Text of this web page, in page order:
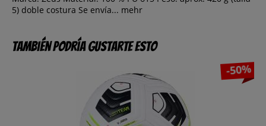
5) doble costura Se envía... mehr
También podría gustarte esto
-50%